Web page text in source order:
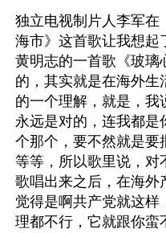
独立电视制片人李军在
海市》这首歌让我想起
黄明志的一首歌《玻璃
的，其实就是在海外
的一个理解，就是，我
永远是对的，连我都
个那个，要不然就是要
等等，所以歌里说，对
歌唱出来之后，在海外
觉得是啊共产党就这样
理都不行，它就跟你蛮